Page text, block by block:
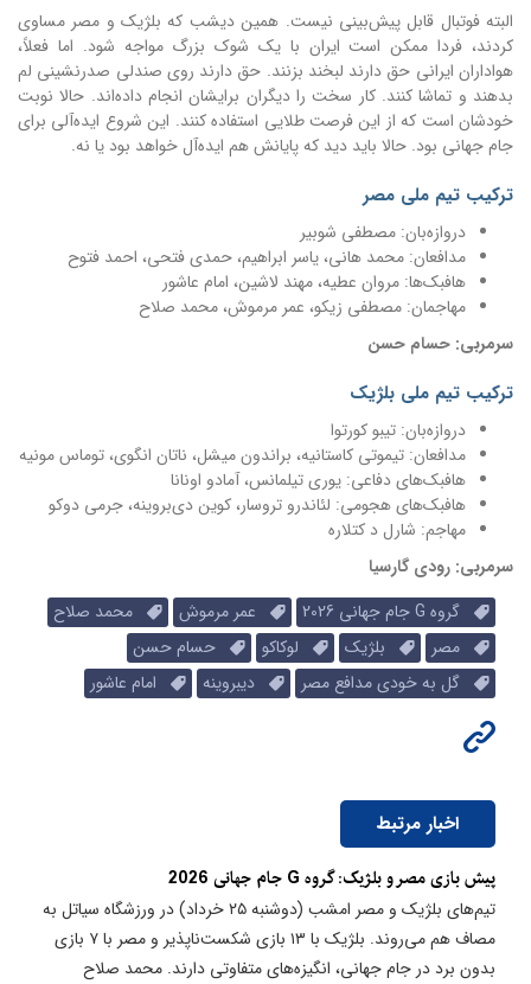
البته فوتبال قابل پیش‌بینی نیست. همین دیشب که بلژیک و مصر مساوی
کردند، فردا ممکن است ایران با یک شوک بزرگ مواجه شود. اما فعلاً،
هواداران ایرانی حق دارند لبخند بزنند. حق دارند روی صندلی صدرنشینی لم
بدهند و تماشا کنند. کار سخت را دیگران برایشان انجام داده‌اند. حالا نوبت
خودشان است که از این فرصت طلایی استفاده کنند. این شروع ایده‌آلی برای
جام جهانی بود. حالا باید دید که پایانش هم ایده‌آل خواهد بود یا نه.
ترکیب تیم ملی مصر
دروازه‌بان: مصطفی شوبیر
مدافعان: محمد هانی، یاسر ابراهیم، حمدی فتحی، احمد فتوح
هافبک‌ها: مروان عطیه، مهند لاشین، امام عاشور
مهاجمان: مصطفی زیکو، عمر مرموش، محمد صلاح
سرمربی: حسام حسن
ترکیب تیم ملی بلژیک
دروازه‌بان: تیبو کورتوا
مدافعان: تیموتی کاستانیه، براندون میشل، ناتان انگوی، توماس مونیه
هافبک‌های دفاعی: یوری تیلمانس، آمادو اونانا
هافبک‌های هجومی: لئاندرو تروسار، کوین دی‌بروینه، جرمی دوکو
مهاجم: شارل د کتلاره
سرمربی: رودی گارسیا
گروه G جام جهانی 2026
عمر مرموش
محمد صلاح
مصر
بلژیک لوکاکو
حسام حسن
گل به خودی مدافع مصر
دیبروینه امام عاشور
اخبار مرتبط
پیش بازی مصر و بلژیک: گروه G جام جهانی 2026
تیم‌های بلژیک و مصر امشب (دوشنبه ۲۵ خرداد) در ورزشگاه سیاتل به
مصاف هم می‌روند. بلژیک با ۱۳ بازی شکست‌ناپذیر و مصر با ۷ بازی
بدون برد در جام جهانی، انگیزه‌های متفاوتی دارند. محمد صلاح